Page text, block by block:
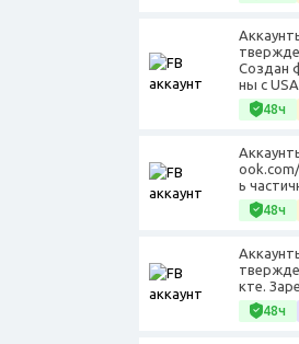
Создан
ны с USA
48ч
ь
48ч
кте.
48ч